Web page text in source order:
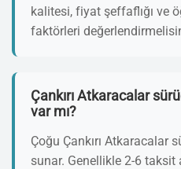
kalitesi, fiyat şeffaflığı ve
faktörleri
Çankırı Atkaracalar
var mı?
Çoğu Çankırı Atkaracalar
sunar. Genellikle 2-6 taksit